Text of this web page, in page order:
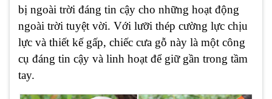
bị ngoài trời đáng tin cậy cho những hoạt động
ngoài trời tuyệt vời. Với lưỡi thép cường lực chịu
lực và thiết kế gấp, chiếc cưa gỗ này là một công
cụ đáng tin cậy và linh hoạt để giữ gần trong tầm
tay.